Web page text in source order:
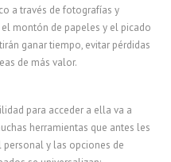
a través de fotografías y
montón de papeles y el picado
ganar tiempo, evitar pérdidas
de más valor.
para acceder a ella va a
herramientas que antes les
y las opciones de